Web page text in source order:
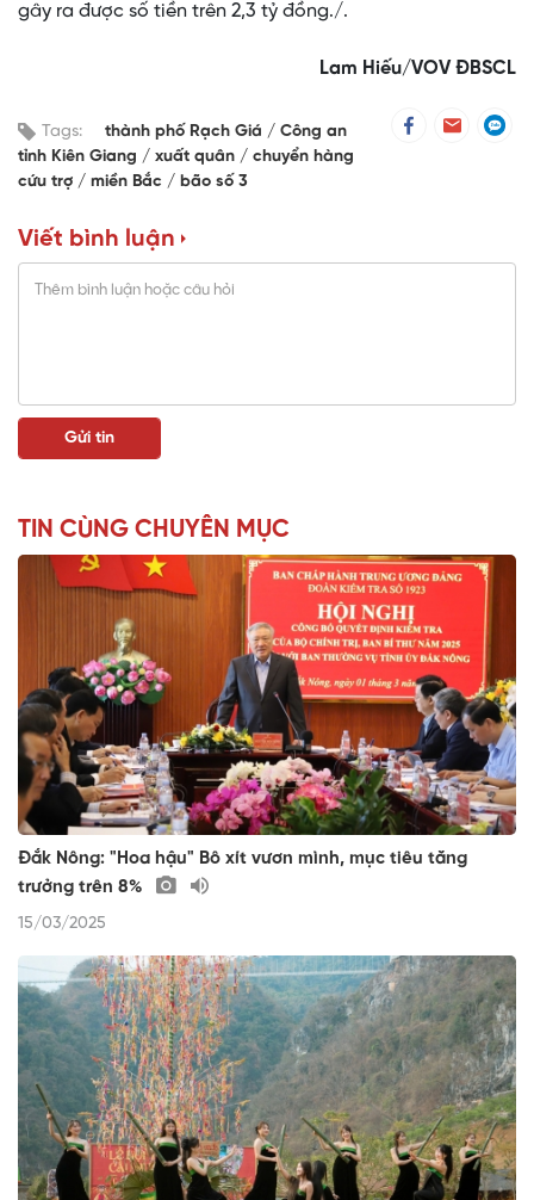
gây ra được số tiền trên 2,3 tỷ đồng./.
Lam Hiếu/VOV ĐBSCL
Tags: thành phố Rạch Giá
Công an
tỉnh Kiên Giang
xuất quân
chuyển hàng
cứu trợ
miền Bắc bão số 3
Viết bình luận
TIN CÙNG CHUYÊN MỤC
Đắk Nông: "Hoa hậu" Bô xít vươn mình, mục tiêu tăng
trưởng trên 8%
15/03/2025